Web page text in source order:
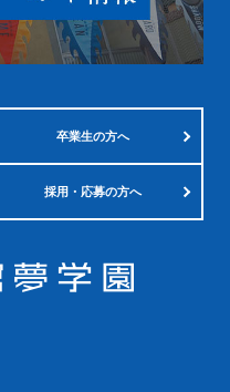
卒業生の方へ
採用・応募の方へ